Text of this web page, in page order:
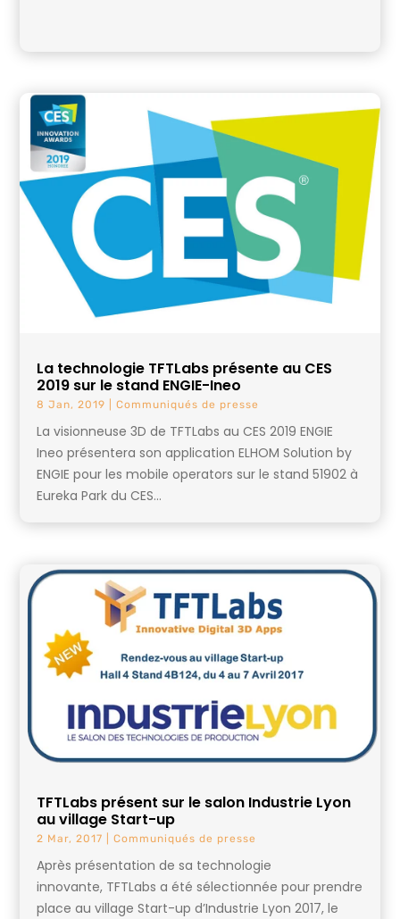
La technologie TFTLabs présente au CES
2019 sur le stand ENGIE-Ineo
8 Jan, 2019 |Communiqués de presse
La visionneuse 3D de TFTLabs au CES 2019 ENGIE
Ineo présentera son application ELHOM Solution by
ENGIE pour les mobile operators sur le stand 51902 à
Eureka Park du CES...
TFTLabs présent sur le salon Industrie Lyon
au village Start-up
2 Mar, 2017 |Communiqués de presse
Après présentation de sa technologie
innovante, TFTLabs a été sélectionnée pour prendre
place au village Start-up d’Industrie Lyon 2017, le